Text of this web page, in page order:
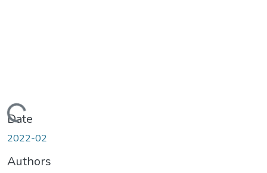
Loading...
Date
2022-02
Authors